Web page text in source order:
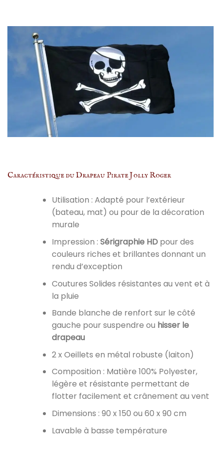
Caractéristique du Drapeau Pirate Jolly Roger
Utilisation : Adapté pour l’extérieur
(bateau, mat) ou pour de la décoration
murale
Impression : Sérigraphie HDpour des
couleurs riches et brillantes donnant un
rendu d’exception
Coutures Solides résistantes au vent et à
la pluie
Bande blanche de renfort sur le côté
gauche pour suspendre ou hisser le
drapeau
2 x Oeillets en métal robuste (laiton)
Composition : Matière 100% Polyester,
légère et résistante permettant de
flotter facilement et crânement au vent
Dimensions : 90 x 150 ou 60 x 90 cm
Lavable à basse température